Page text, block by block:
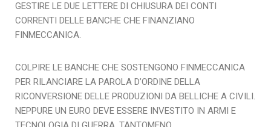
GESTIRE LE DUE LETTERE DI CHIUSURA DEI CONTI
CORRENTI DELLE BANCHE CHE FINANZIANO
FINMECCANICA.
COLPIRE LE BANCHE CHE SOSTENGONO FINMECCANICA
PER RILANCIARE LA PAROLA D’ORDINE DELLA
RICONVERSIONE DELLE PRODUZIONI DA BELLICHE A CIVILI.
NEPPURE UN EURO DEVE ESSERE INVESTITO IN ARMI E